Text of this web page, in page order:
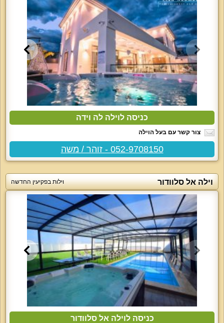
כניסה לוילה לה וידה
צור קשר עם בעל הוילה
052-9708150 - זוהר / משה
וילה אל סלוודור וילות בפקיעין החדשה
כניסה לוילה אל סלוודור